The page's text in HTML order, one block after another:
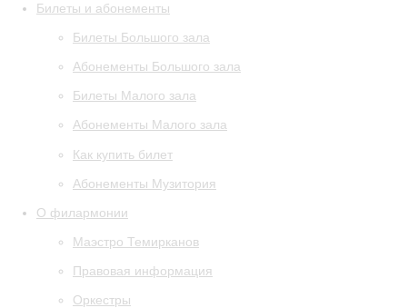
Билеты и абонементы
Билеты Большого зала
Абонементы Большого зала
Билеты Малого зала
Абонементы Малого зала
Как купить билет
Абонементы Музитория
О филармонии
Маэстро Темирканов
Правовая информация
Оркестры